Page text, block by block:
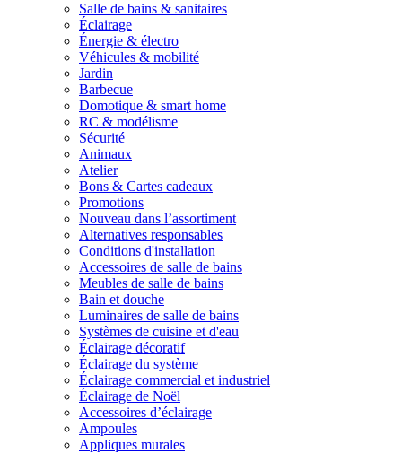
Salle de bains & sanitaires
Éclairage
Énergie & électro
Véhicules & mobilité
Jardin
Barbecue
Domotique & smart home
RC & modélisme
Sécurité
Animaux
Atelier
Bons & Cartes cadeaux
Promotions
Nouveau dans l’assortiment
Alternatives responsables
Conditions d'installation
Accessoires de salle de bains
Meubles de salle de bains
Bain et douche
Luminaires de salle de bains
Systèmes de cuisine et d'eau
Éclairage décoratif
Éclairage du système
Éclairage commercial et industriel
Éclairage de Noël
Accessoires d’éclairage
Ampoules
Appliques murales